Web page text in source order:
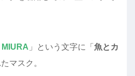
」という文字に「 魚とカ
マスク。